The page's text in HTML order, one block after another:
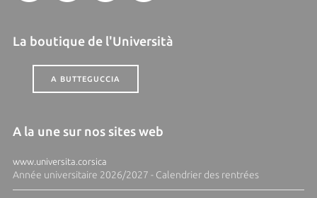
La boutique de l'Università
A BUTTEGUCCIA
A la une sur nos sites web
www.universita.corsica
Année universitaire 2026/2027 - Calendrier des rentrées